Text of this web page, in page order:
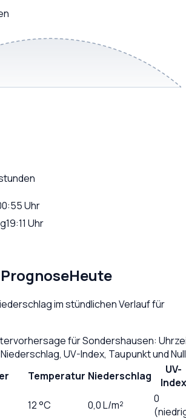
Uhr
19:11 Uhr
Heute
im stündlichen Verlauf für
fürSondershausen:
Niederschlag, UV-Index, Taupunkt und
Temperatur Niederschlag
UV-
Index
12°C 0,0L/m²
0